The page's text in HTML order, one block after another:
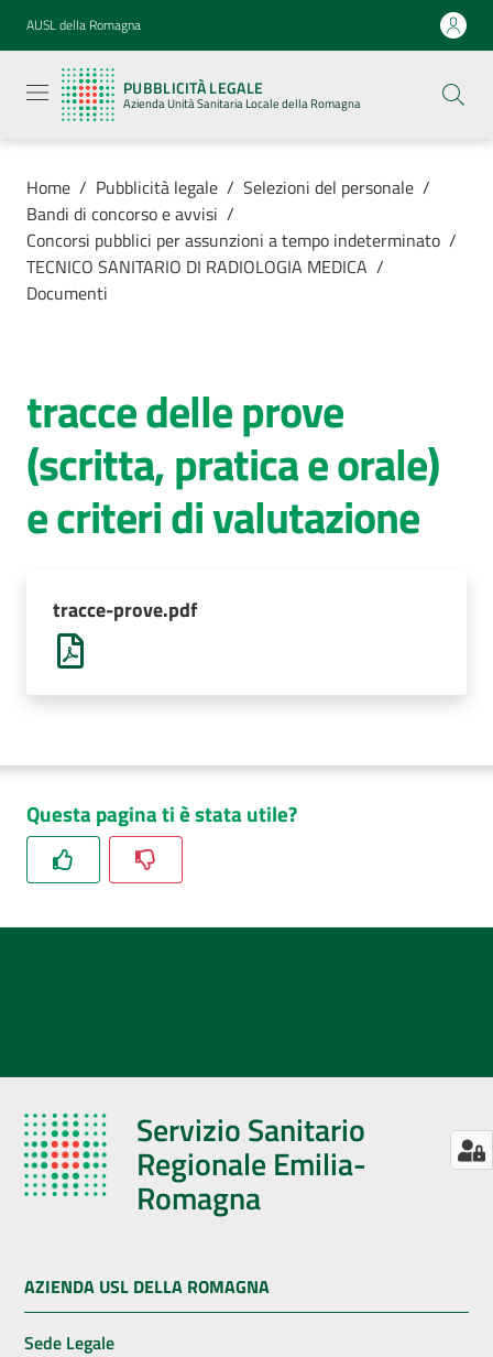
Vai al contenuto
Vai alla navigazione
Vai al footer
AUSL della Romagna
PUBBLICITÀ LEGALE
Azienda Unità Sanitaria Locale della Romagna
legale
Azienda
Unità
Locale della
Azienda
Luoghi di
cura
AUSL
Home / Pubblicità legale / Selezioni del personale /
Bandi di concorso e avvisi /
Concorsi pubblici per assunzioni a tempo indeterminato /
TECNICO SANITARIO DI RADIOLOGIA MEDICA /
Documenti
tracce delle prove
(scritta, pratica e orale)
e criteri di valutazione
tracce-prove.pdf
Questa pagina ti è stata utile?
Servizio Sanitario
Regionale Emilia-
Romagna
AZIENDA USL DELLA ROMAGNA
Sede Legale